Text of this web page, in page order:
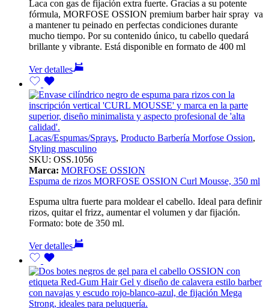
Laca con gas de fijación extra fuerte. Gracias a su potente
fórmula, MORFOSE OSSION premium barber hair spray va
a mantener tu peinado en perfectas condiciones durante
mucho tiempo. Por su contenido único, tu cabello quedará
brillante y vibrante. Está disponible en formato de 400 ml
Ver detalles
Lacas/Espumas/Sprays, Producto Barbería Morfose Ossion,
Styling masculino
SKU: OSS.1056
Marca: MORFOSE OSSION
Espuma de rizos MORFOSE OSSION Curl Mousse, 350 ml
Espuma ultra fuerte para moldear el cabello. Ideal para definir
rizos, quitar el frizz, aumentar el volumen y dar fijación.
Formato: bote de 350 ml.
Ver detalles